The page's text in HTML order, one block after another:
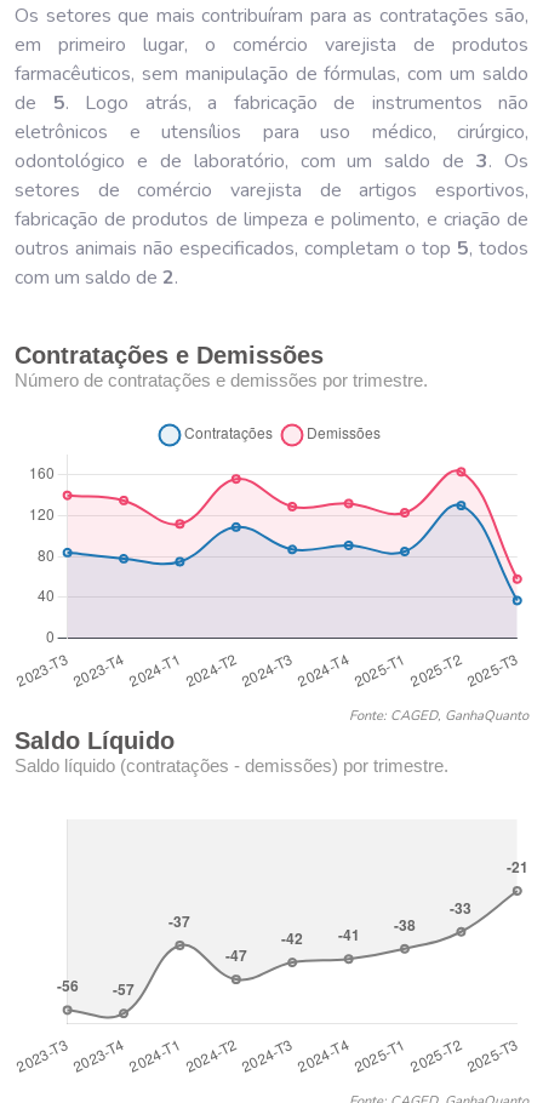
Os setores que mais contribuíram para as contratações são,
em primeiro lugar, o comércio varejista de produtos
farmacêuticos, sem manipulação de fórmulas, com um saldo
de 5. Logo atrás, a fabricação de instrumentos não
eletrônicos e utensílios para uso médico, cirúrgico,
odontológico e de laboratório, com um saldo de3. Os
setores de comércio varejista de artigos esportivos,
fabricação de produtos de limpeza e polimento, e criação de
outros animais não especificados, completam o top 5, todos
com um saldo de 2.
Contratações e Demissões
Número de contratações e demissões por trimestre.
Fonte: CAGED, GanhaQuanto
Saldo Líquido
Saldo líquido (contratações - demissões) por trimestre.